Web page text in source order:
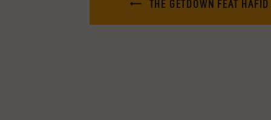
THE GETDOWN FEAT HAFID